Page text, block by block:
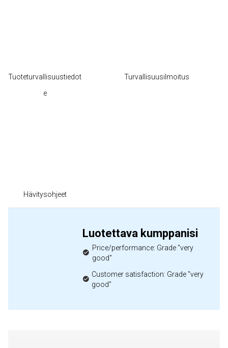
Tuoteturvallisuustiedot
e
Turvallisuusilmoitus
Hävitysohjeet
Luotettava kumppanisi
Price/performance: Grade "very
good"
Customer satisfaction: Grade "very
good"